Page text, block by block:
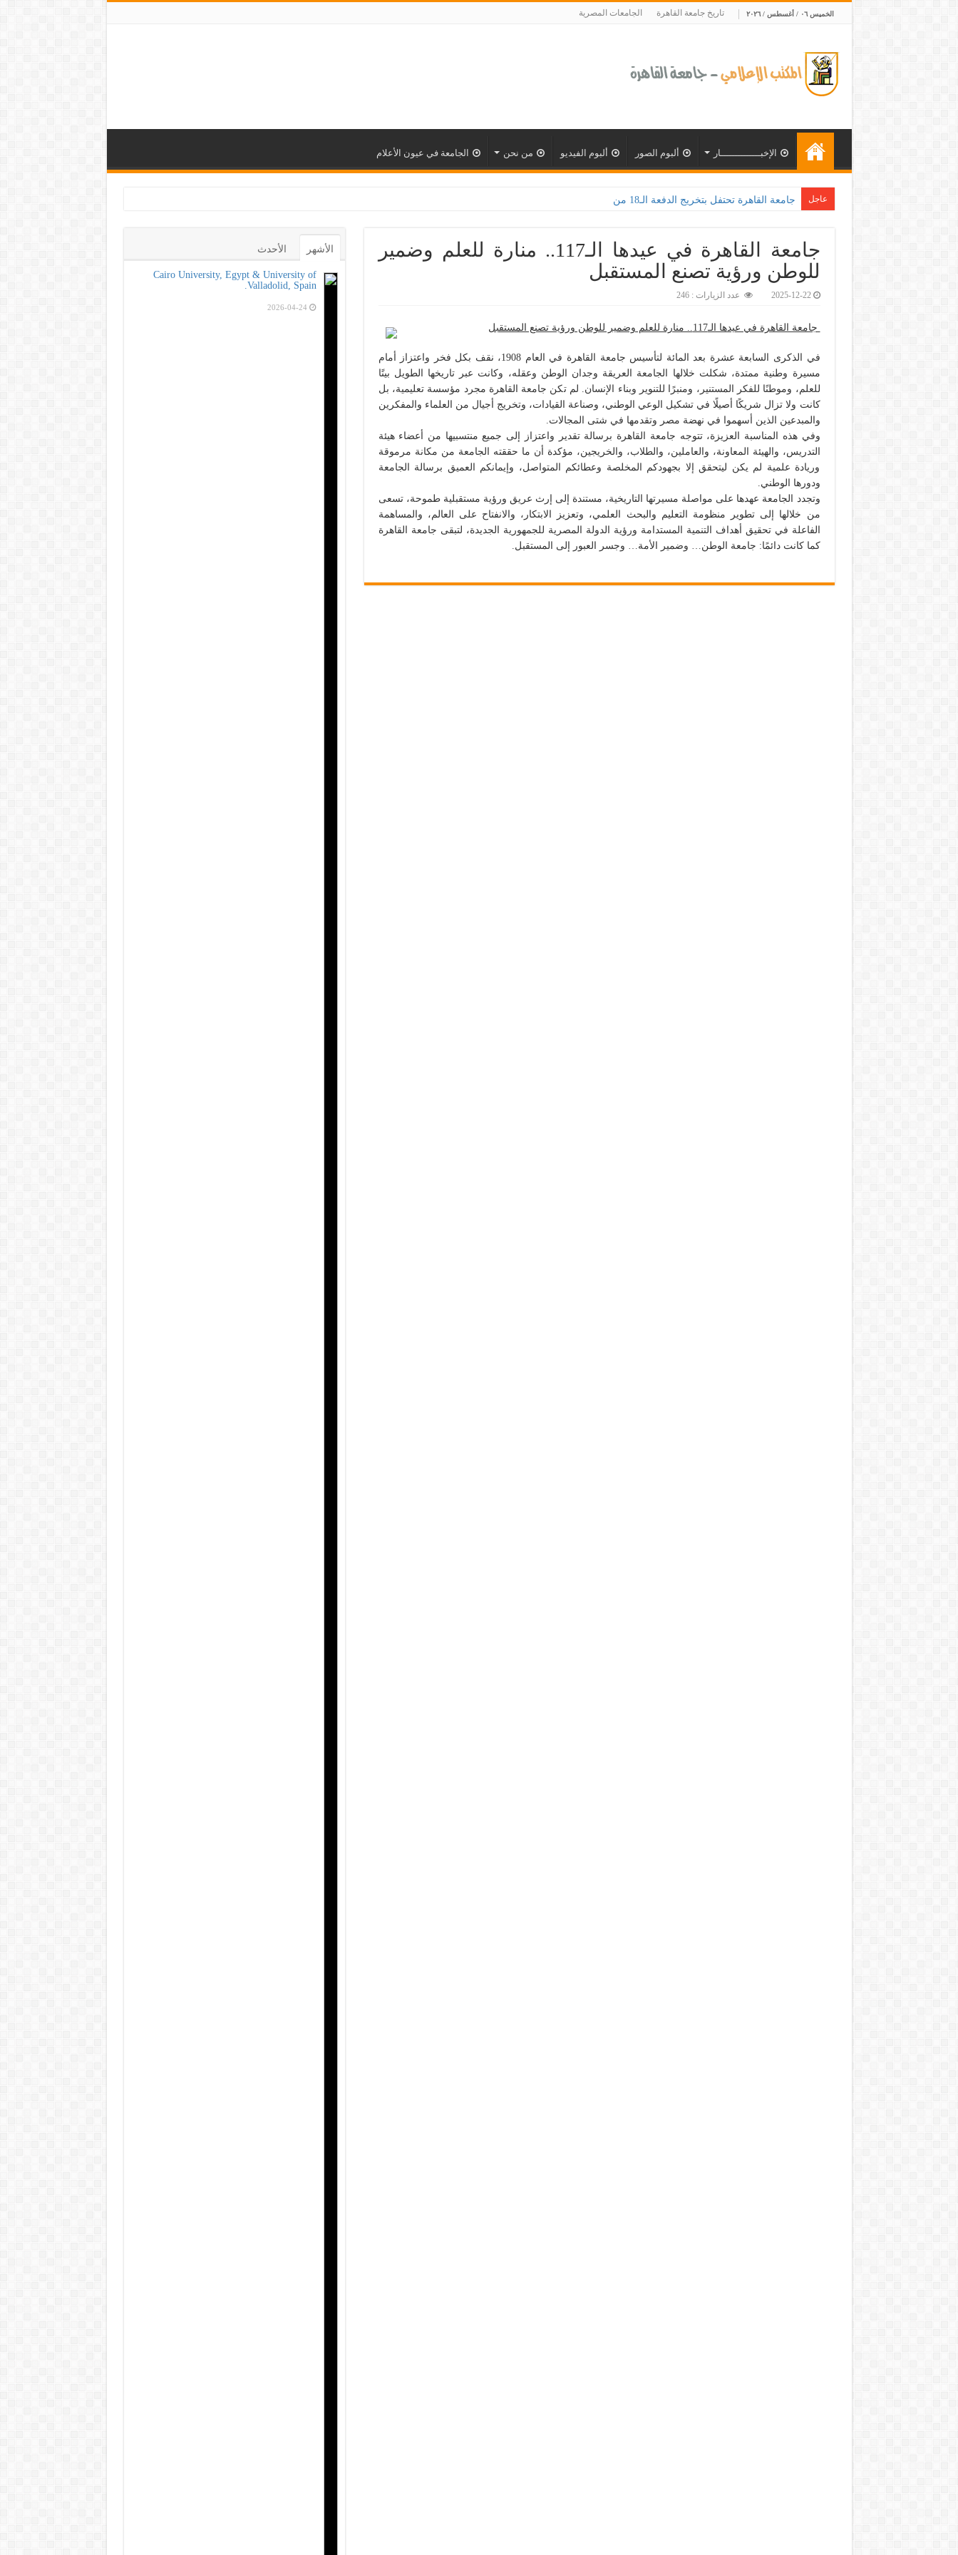
الخميس ٠٦ / أغسطس / ٢٠٢٦ تاريخ جامعة القاهرة الجامعات المصرية
الإخبــــــــــــــار ألبوم الصور ألبوم الفيديو من نحن الجامعة في عيون الأعلام
عاجل
جامعة القاهرة في عيدها الـ117.. منارة للعلم وضمير
للوطن ورؤية تصنع المستقبل‎
2025-12-22 عدد الزيارات : 246
جامعة القاهرة في عيدها الـ117.. منارة للعلم وضمير للوطن ورؤية تصنع المستقبل
في الذكرى السابعة عشرة بعد المائة لتأسيس جامعة القاهرة في العام 1908، نقف بكل فخر واعتزاز أمام
مسيرة وطنية ممتدة، شكلت خلالها الجامعة العريقة وجدان الوطن وعقله، وكانت عبر تاريخها الطويل بيتًا
للعلم، وموطنًا للفكر المستنير، ومنبرًا للتنوير وبناء الإنسان. لم تكن جامعة القاهرة مجرد مؤسسة تعليمية، بل
كانت ولا تزال شريكًا أصيلًا في تشكيل الوعي الوطني، وصناعة القيادات، وتخريج أجيال من العلماء والمفكرين
والمبدعين الذين أسهموا في نهضة مصر وتقدمها في شتى المجالات.
وفي هذه المناسبة العزيزة، تتوجه جامعة القاهرة برسالة تقدير واعتزاز إلى جميع منتسبيها من أعضاء هيئة
التدريس، والهيئة المعاونة، والعاملين، والطلاب، والخريجين، مؤكدة أن ما حققته الجامعة من مكانة مرموقة
وريادة علمية لم يكن ليتحقق إلا بجهودكم المخلصة وعطائكم المتواصل، وإيمانكم العميق برسالة الجامعة
ودورها الوطني.
وتجدد الجامعة عهدها على مواصلة مسيرتها التاريخية، مستندة إلى إرث عريق ورؤية مستقبلية طموحة، تسعى
من خلالها إلى تطوير منظومة التعليم والبحث العلمي، وتعزيز الابتكار، والانفتاح على العالم، والمساهمة
الفاعلة في تحقيق أهداف التنمية المستدامة ورؤية الدولة المصرية للجمهورية الجديدة، لتبقى جامعة القاهرة
كما كانت دائمًا: جامعة الوطن… وضمير الأمة… وجسر العبور إلى المستقبل.
الأشهر الأحدث
Cairo University, Egypt & University of
Valladolid, Spain.
2026-04-24